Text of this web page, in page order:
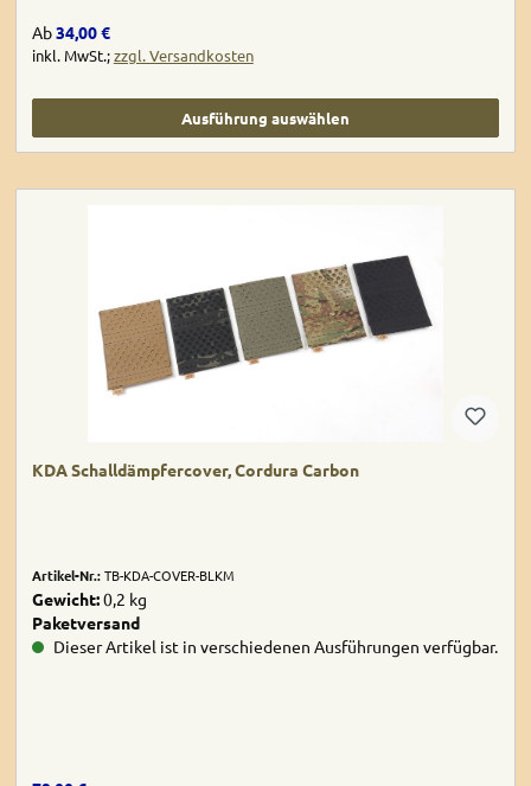
Regulärer Preis:
Ab34,00 €
inkl. MwSt.;zzgl. Versandkosten
Ausführung auswählen
KDA Schalldämpfercover, Cordura Carbon
Artikel-Nr.:TB-KDA-COVER-BLKM
Gewicht:0,2 kg
Paketversand
Dieser Artikel ist in verschiedenen Ausführungen verfügbar.